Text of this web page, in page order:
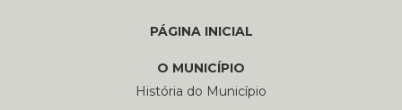
PÁGINA INICIAL
O MUNICÍPIO
História do Município